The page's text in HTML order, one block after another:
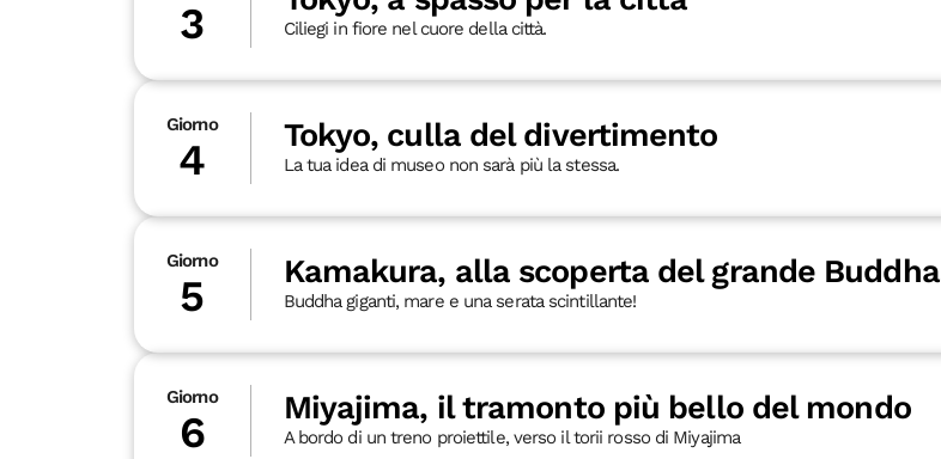
3 Ciliegi in fiore nel cuore della città.
Giorno
4 Tokyo, culla del divertimento
La tua idea di museo non sarà più la stessa.
Giorno
5 Kamakura, alla scoperta del grande Buddha
Buddha giganti, mare e una serata scintillante!
Giorno
6 Miyajima, il tramonto più bello del mondo
A bordo di un treno proiettile, verso il torii rosso di Miyajima